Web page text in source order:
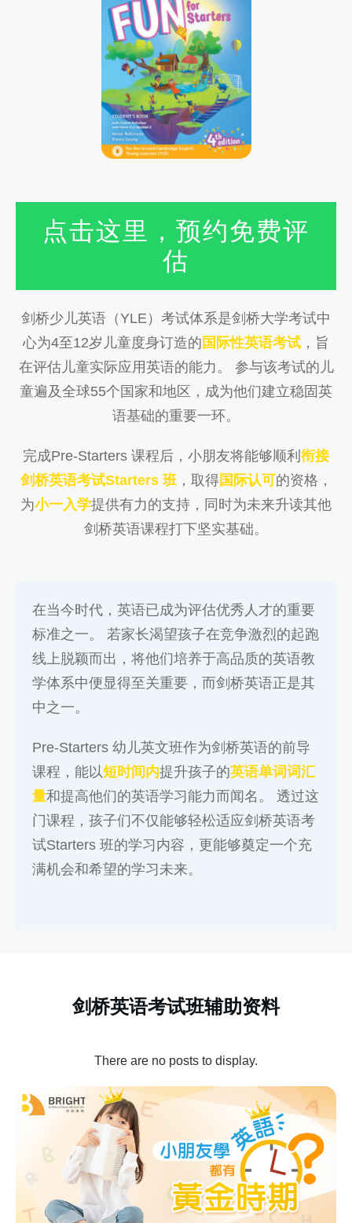
点击这里，预约免费评
估
剑桥少儿英语（YLE）考试体系是剑桥大学考试中
心为4至12岁儿童度身订造的 国际性英语考试 ，旨
在评估儿童实际应用英语的能力。 参与该考试的儿
童遍及全球55个国家和地区，成为他们建立稳固英
语基础的重要一环。
完成Pre-Starters 课程后，小朋友将能够顺利 衔接
剑桥英语考试Starters 班，取得国际认可的资格，
为小一入学提供有力的支持，同时为未来升读其他
剑桥英语课程打下坚实基础。
在当今时代，英语已成为评估优秀人才的重要
标准之一。 若家长渴望孩子在竞争激烈的起跑
线上脱颖而出，将他们培养于高品质的英语教
学体系中便显得至关重要，而剑桥英语正是其
中之一。
Pre-Starters 幼儿英文班作为剑桥英语的前导
课程，能以短时间内提升孩子的英语单词词汇
量和提高他们的英语学习能力而闻名。 透过这
门课程，孩子们不仅能够轻松适应剑桥英语考
试Starters 班的学习内容，更能够奠定一个充
满机会和希望的学习未来。
剑桥英语考试班辅助资料